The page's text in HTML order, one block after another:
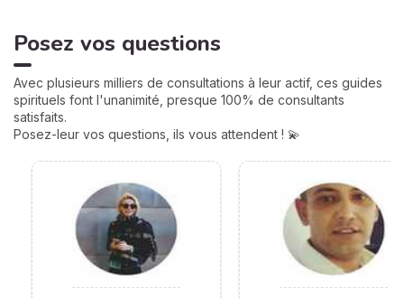
naissance, elles jouent un
rôle très important pour
personnalité et votre avenir.
Voici leurs significations !
Posez vos questions
Avec plusieurs milliers de consultations à leur actif, ces guides
spirituels font l'unanimité, presque 100% de consultants
satisfaits.
Posez-leur vos questions, ils vous attendent ! 💫